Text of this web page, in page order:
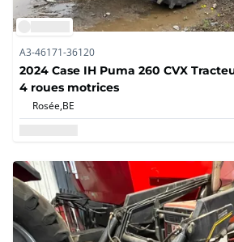
A3-46171-36120
2024 Case IH Puma 260 CVX
4 roues motrices
Rosée,BE